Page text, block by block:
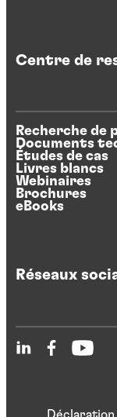
Centre de
Recherche de
Documents
Études de cas
Livres blancs
Webinaires
Brochures
eBooks
Réseaux